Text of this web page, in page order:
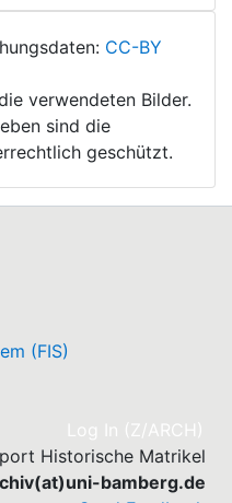
CC-BY
verwendeten Bilder.
sind die
geschützt.
(FIS)
Log In (Z/ARCH)
Historische Matrikel
bamberg.de